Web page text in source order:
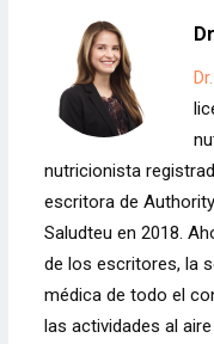
nutricionista
escritora de
Saludteu en 2018.
de los escritores, la
médica de todo el
las actividades al